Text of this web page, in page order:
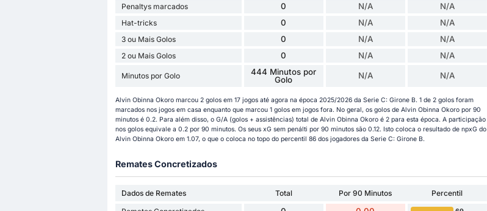
Penaltys marcados 0 N/A N/A
Hat-tricks 0 N/A N/A
3 ou Mais Golos 0 N/A N/A
2 ou Mais Golos 0 N/A N/A
Minutos por Golo
444 Minutos por
Golo
N/A N/A
Alvin Obinna Okoro marcou 2 golos em 17 jogos até agora na época 2025/2026 da Serie C: Girone B. 1 de 2 golos foram
marcados nos jogos em casa enquanto que marcou 1 golos em jogos fora. No geral, os golos de Alvin Obinna Okoro por 90
minutos é 0.2. Para além disso, o G/A (golos + assistências) total de Alvin Obinna Okoro é 2 para esta época. A participação
nos golos equivale a 0.2 por 90 minutos. Os seus xG sem penálti por 90 minutos são 0.12. Isto coloca o resultado de npxG do
Alvin Obinna Okoro em 1.07, o que o coloca no topo do percentil 86 dos jogadores da Serie C: Girone B.
Remates Concretizados
Dados de Remates Total Por 90 Minutos
Percentil